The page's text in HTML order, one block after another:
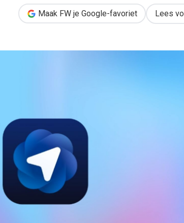
Maak FW je Google-favoriet Lees